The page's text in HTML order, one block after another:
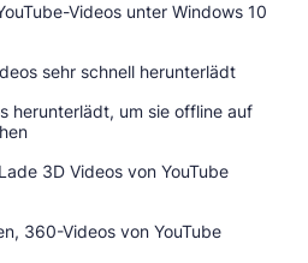
Videos unter Windows 10
sehr schnell herunterlädt
herunterlädt, um sie offline auf
3D Videos von YouTube
360-Videos von YouTube